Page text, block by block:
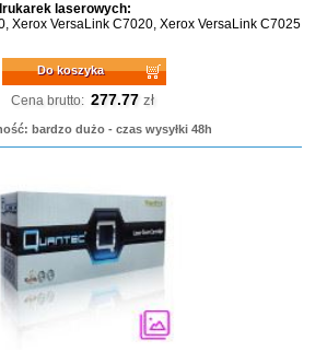
laserowych:
Xerox VersaLink C7020, Xerox VersaLink C7025
Do koszyka
Cena brutto: 277.77 zł
bardzo dużo - czas wysyłki 48h